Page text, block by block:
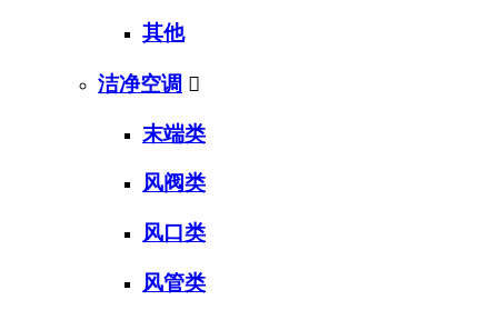
其他
洁净空调 
末端类
风阀类
风口类
风管类